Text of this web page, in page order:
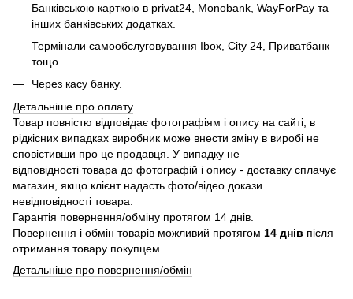
Банківською карткою в privat24, Monobank, WayForPay та
інших банківських додатках.
Термінали самообслуговування Ibox, City 24, Приватбанк
тощо.
Через касу банку.
Детальніше про оплату
Товар повністю відповідає фотографіям і опису на сайті, в
рідкісних випадках виробник може внести зміну в виробі не
сповістивши про це продавця. У випадку не
відповідності товара до фотографій і опису - доставку сплачує
магазин, якщо клієнт надасть фото/відео докази
невідповідності товара.
Гарантія повернення/обміну протягом 14 днів.
Повернення і обмін товарів можливий протягом 14 днів після
отримання товару покупцем.
Детальніше про повернення/обмін